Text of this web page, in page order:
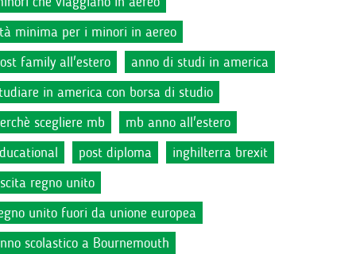
minima per i minori in aereo
family all'estero
anno di studi in america
in america con borsa di studio
scegliere mb
mb anno all'estero
post diploma
inghilterra brexit
regno unito
unito fuori da unione europea
scolastico a Bournemouth